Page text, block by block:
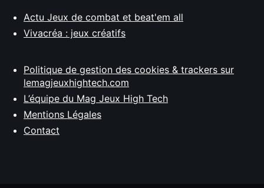
Actu Jeux de combat et beat'em all
Vivacréa : jeux créatifs
Politique de gestion des cookies & trackers sur
lemagjeuxhightech.com
L’équipe du Mag Jeux High Tech
Mentions Légales
Contact